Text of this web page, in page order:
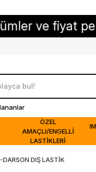
fiyat
ÖZEL
AMAÇLI/ENGELLİ
LASTİKLERİ
DIŞ LASTİK